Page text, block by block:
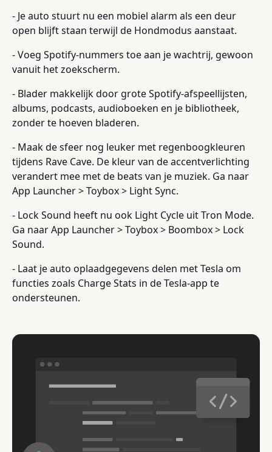
- Je auto stuurt nu een mobiel alarm als een deur
open blijft staan terwijl de Hondmodus aanstaat.
- Voeg Spotify-nummers toe aan je wachtrij, gewoon
vanuit het zoekscherm.
- Blader makkelijk door grote Spotify-afspeellijsten,
albums, podcasts, audioboeken en je bibliotheek,
zonder te hoeven bladeren.
- Maak de sfeer nog leuker met regenboogkleuren
tijdens Rave Cave. De kleur van de accentverlichting
verandert mee met de beats van je muziek. Ga naar
App Launcher > Toybox > Light Sync.
- Lock Sound heeft nu ook Light Cycle uit Tron Mode.
Ga naar App Launcher > Toybox > Boombox > Lock
Sound.
- Laat je auto oplaadgegevens delen met Tesla om
functies zoals Charge Stats in de Tesla-app te
ondersteunen.